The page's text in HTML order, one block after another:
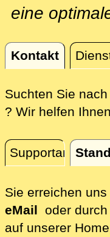
eine
Kontakt
Kontakt
Suchten Sie nach
? Wir helfen
Supportanfrage
Standort
Sie erreichen uns
eMail oder
auf unserer